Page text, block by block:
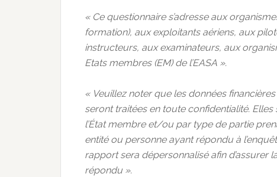
« Ce questionnaire s’adresse aux
formation), aux exploitants aériens, aux
instructeurs, aux examinateurs, aux
Etats membres (EM) de l’EASA ».
« Veuillez noter que les données
seront traitées en toute confidentialité.
l’État membre et/ou par type de partie
entité ou personne ayant répondu à
rapport sera dépersonnalisé afin
répondu ».